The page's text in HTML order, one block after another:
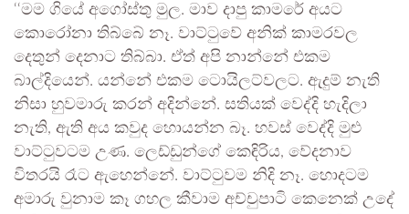
‘‘මම ගියේ අගෝස්තු මුල. මාව දාපු කාමරේ අයට
කොරෝනා තිබ්බේ නෑ. වාට්ටුවේ අනික් කාමරවල
දෙතුන් දෙනාට තිබ්බා. ඒත් අපි නාන්නේ එකම
බාල්දියෙන්. යන්නේ එකම ටොයිලට්වලට. ඇදුම් නැති
නිසා හුවමාරු කරන් අදින්නේ. සතියක් වෙද්දි හැදිලා
නැති, ඇති අය කවුද හොයන්න බෑ. හවස් වෙද්දි මුළු
වාට්ටුවටම උණ. ලෙඩ්ඩුන්ගේ කෙඳිරිය, වේදනාව
විතරයි රෑට ඇහෙන්නේ. වාට්ටුවම නිදි නෑ. හොදටම
අමාරු වුනාම කෑ ගහල කීවාම අච්චුපාටි කෙනෙක් උදේ